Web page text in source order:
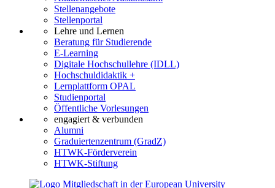
Stellenangebote
Stellenportal
Lehre und Lernen
Beratung für Studierende
E-Learning
Digitale Hochschullehre (IDLL)
Hochschuldidaktik +
Lernplattform OPAL
Studienportal
Öffentliche Vorlesungen
engagiert & verbunden
Alumni
Graduiertenzentrum (GradZ)
HTWK-Förderverein
HTWK-Stiftung